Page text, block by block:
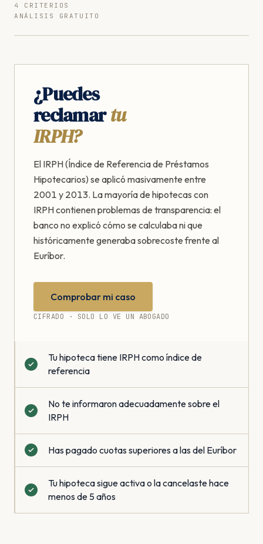
4 CRITERIOS
ANÁLISIS GRATUITO
¿Puedes
reclamartu
IRPH?
El IRPH (Índice de Referencia de Préstamos
Hipotecarios) se aplicó masivamente entre
2001 y 2013. La mayoría de hipotecas con
IRPH contienen problemas de transparencia: el
banco no explicó cómo se calculaba ni que
históricamente generaba sobrecoste frente al
Euríbor.
Comprobar mi caso
CIFRADO · SOLO LO VE UN ABOGADO
Tu hipoteca tiene IRPH como índice de
referencia
No te informaron adecuadamente sobre el
IRPH
Has pagado cuotas superiores a las del Euríbor
Tu hipoteca sigue activa o la cancelaste hace
menos de 5 años